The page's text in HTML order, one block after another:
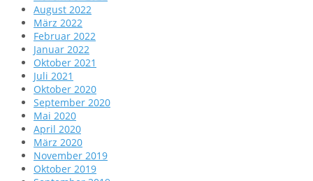
August 2022
März 2022
Februar 2022
Januar 2022
Oktober 2021
Juli 2021
Oktober 2020
September 2020
Mai 2020
April 2020
März 2020
November 2019
Oktober 2019